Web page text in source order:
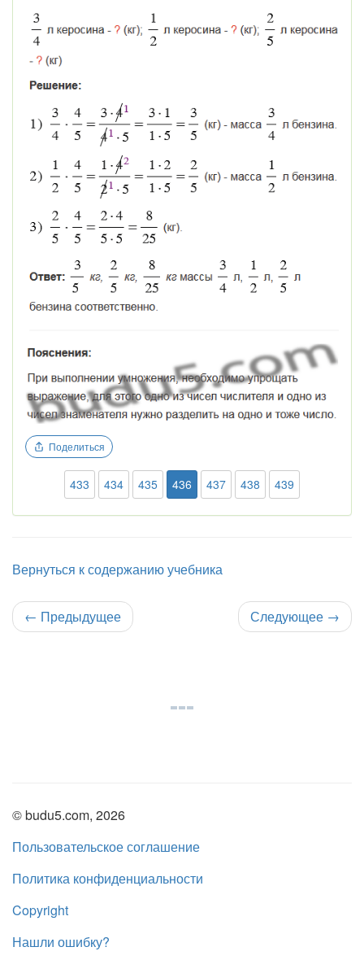
Поделиться
433 434 435 436 437 438 439
Вернуться к содержанию учебника
← Предыдущее Следующее →
© budu5.com, 2026
Пользовательское соглашение
Политика конфиденциальности
Copyright
Нашли ошибку?